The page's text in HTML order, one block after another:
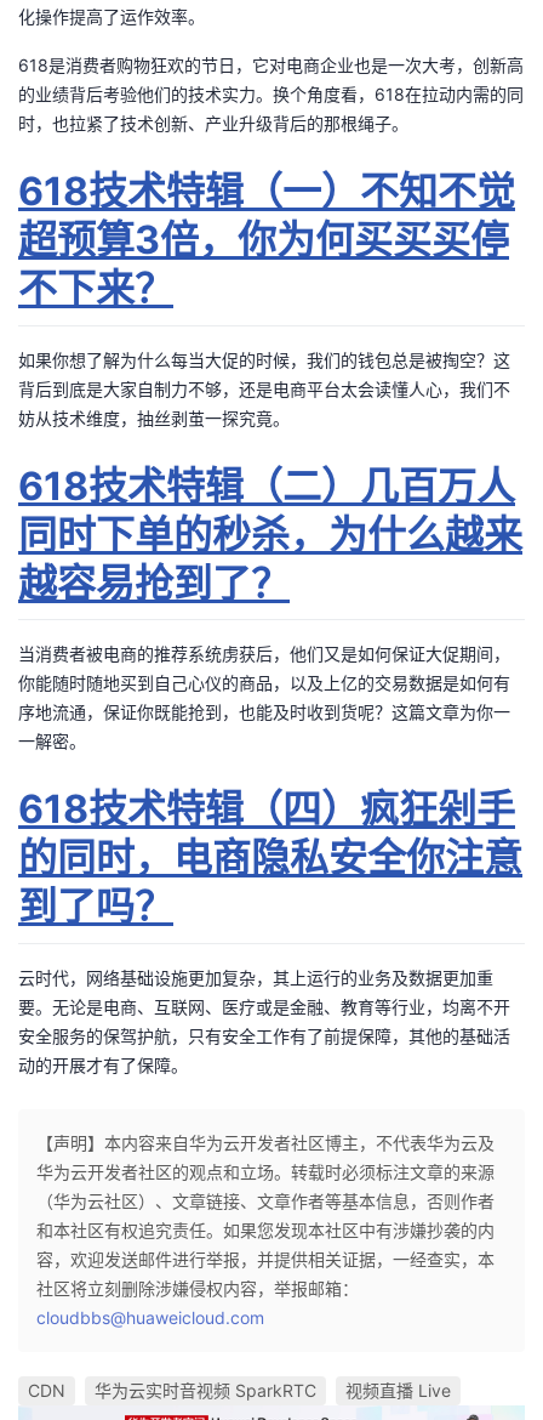
化操作提高了运作效率。
618是消费者购物狂欢的节日，它对电商企业也是一次大考，创新高
的业绩背后考验他们的技术实力。换个角度看，618在拉动内需的同
时，也拉紧了技术创新、产业升级背后的那根绳子。
618技术特辑（一）不知不觉
超预算3倍，你为何买买买停
不下来？
如果你想了解为什么每当大促的时候，我们的钱包总是被掏空？这
背后到底是大家自制力不够，还是电商平台太会读懂人心，我们不
妨从技术维度，抽丝剥茧一探究竟。
618技术特辑（二）几百万人
同时下单的秒杀，为什么越来
越容易抢到了？
当消费者被电商的推荐系统虏获后，他们又是如何保证大促期间，
你能随时随地买到自己心仪的商品，以及上亿的交易数据是如何有
序地流通，保证你既能抢到，也能及时收到货呢？这篇文章为你一
一解密。
618技术特辑（四）疯狂剁手
的同时，电商隐私安全你注意
到了吗？
云时代，网络基础设施更加复杂，其上运行的业务及数据更加重
要。无论是电商、互联网、医疗或是金融、教育等行业，均离不开
安全服务的保驾护航，只有安全工作有了前提保障，其他的基础活
动的开展才有了保障。
【声明】本内容来自华为云开发者社区博主，不代表华为云及
华为云开发者社区的观点和立场。转载时必须标注文章的来源
（华为云社区）、文章链接、文章作者等基本信息，否则作者
和本社区有权追究责任。如果您发现本社区中有涉嫌抄袭的内
容，欢迎发送邮件进行举报，并提供相关证据，一经查实，本
社区将立刻删除涉嫌侵权内容，举报邮箱：
cloudbbs@huaweicloud.com
CDN 华为云实时音视频 SparkRTC 视频直播 Live